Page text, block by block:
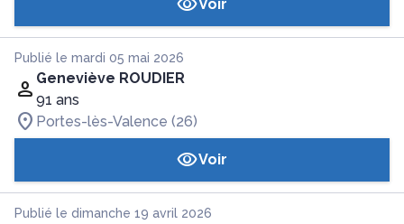
Voir
Publié le mardi 05 mai 2026
Geneviève ROUDIER
91 ans
Portes-lès-Valence (26)
Voir
Publié le dimanche 19 avril 2026